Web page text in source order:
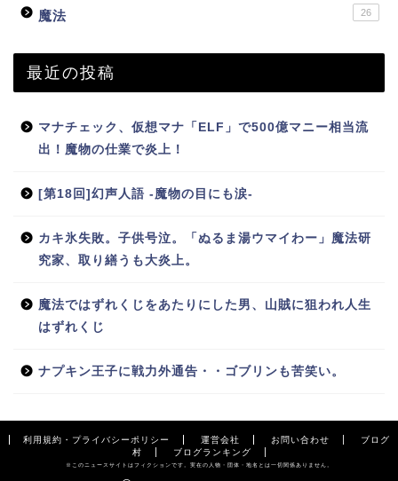
魔法 26
最近の投稿
マナチェック、仮想マナ「ELF」で500億マニー相当流
出！魔物の仕業で炎上！
[第18回]幻声人語 -魔物の目にも涙-
カキ氷失敗。子供号泣。「ぬるま湯ウマイわー」魔法研
究家、取り繕うも大炎上。
魔法ではずれくじをあたりにした男、山賊に狙われ人生
はずれくじ
ナプキン王子に戦力外通告・・ゴブリンも苦笑い。
利用規約・プライバシーポリシー 運営会社 お問い合わせ
ブログ
村
ブログランキング
※このニュースサイトはフィクションです。実在の人物・団体・地名とは一切関係ありません。